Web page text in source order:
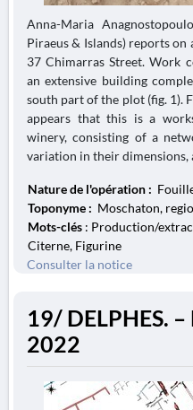
Anna-Maria
Piraeus & Islands) reports on
37 Chimarras Street. Work
an extensive building
south part of the plot (fig. 1).
appears that this is a
winery, consisting of a
variation in their dimensions,
Nature de l'opération :
Toponyme : Moschaton,
Mots-clés : Production/
Citerne, Figurine
Consulter la notice
19/ DELPHES.
2022